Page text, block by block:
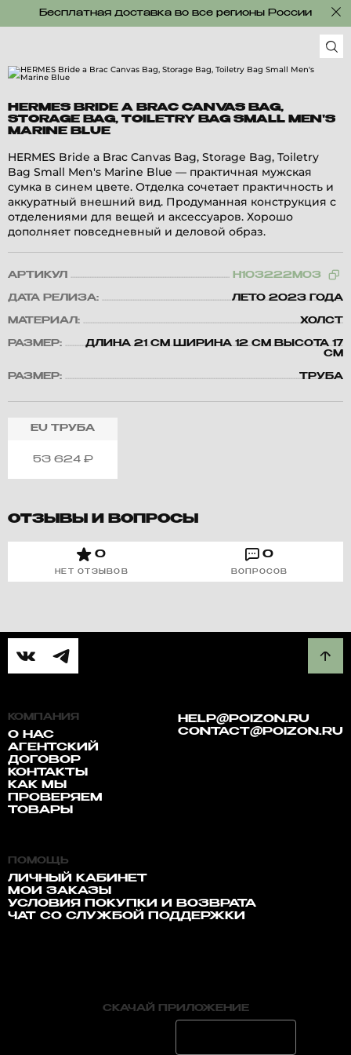
Бесплатная доставка во все регионы России
HERMES BRIDE A BRAC CANVAS BAG,
STORAGE BAG, TOILETRY BAG SMALL MEN'S
MARINE BLUE
HERMES Bride a Brac Canvas Bag, Storage Bag, Toiletry
Bag Small Men's Marine Blue — практичная мужская
сумка в синем цвете. Отделка сочетает практичность и
аккуратный внешний вид. Продуманная конструкция с
отделениями для вещей и аксессуаров. Хорошо
дополняет повседневный и деловой образ.
АРТИКУЛ H103222M03
ДАТА РЕЛИЗА: ЛЕТО 2023 ГОДА
МАТЕРИАЛ: ХОЛСТ
РАЗМЕР:
ДЛИНА 21 СМ ШИРИНА 12 СМ ВЫСОТА 17
СМ
РАЗМЕР: ТРУБА
EU ТРУБА
53 624 ₽
ОТЗЫВЫ И ВОПРОСЫ
0
НЕТ ОТЗЫВОВ
0
ВОПРОСОВ
КОМПАНИЯ
О НАС
АГЕНТСКИЙ
ДОГОВОР
КОНТАКТЫ
КАК МЫ
ПРОВЕРЯЕМ
ТОВАРЫ
HELP@POIZON.RU
CONTACT@POIZON.RU
ПОМОЩЬ
ЛИЧНЫЙ КАБИНЕТ
МОИ ЗАКАЗЫ
УСЛОВИЯ ПОКУПКИ И ВОЗВРАТА
ЧАТ СО СЛУЖБОЙ ПОДДЕРЖКИ
СКАЧАЙ ПРИЛОЖЕНИЕ